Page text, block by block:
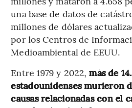
una base de datos de
millones de dólares
por los Centros de
Medioambiental de EEUU.
Entre 1979 y 2022,más de
estadounidenses murieron
causas relacionadas con el